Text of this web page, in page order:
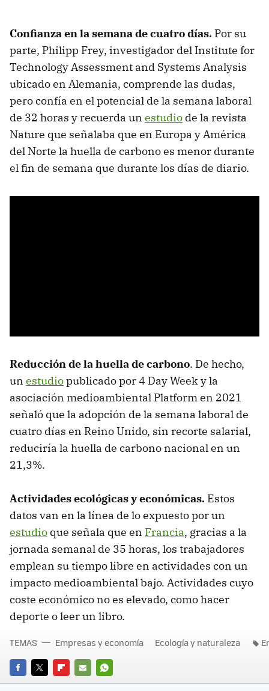
Confianza en la semana de cuatro días. Por su
parte, Philipp Frey, investigador del Institute for
Technology Assessment and Systems Analysis
ubicado en Alemania, comprende las dudas,
pero confía en el potencial de la semana laboral
de 32 horas y recuerda un estudio de la revista
Nature que señalaba que en Europa y América
del Norte la huella de carbono es menor durante
el fin de semana que durante los días de diario.
Reducción de la huella decarbono. De hecho,
un estudiopublicado por 4 Day Week y la
asociación medioambiental Platform en 2021
señaló que la adopción de la semana laboral de
cuatro días en Reino Unido, sin recorte salarial,
reduciría la huella de carbono nacional en un
21,3%.
Actividades ecológicas y económicas. Estos
datos van en la línea de lo expuesto por un
estudio que señala que en Francia, gracias a la
jornada semanal de 35 horas, los trabajadores
emplean su tiempo libre en actividades con un
impacto medioambiental bajo. Actividades cuyo
coste económico no es elevado, como hacer
deporte o leer un libro.
FACEBOOK
TWITTERFLIPBOARD
E-
WHATSAPP
TEMAS Empresas y economía Ecología y naturaleza